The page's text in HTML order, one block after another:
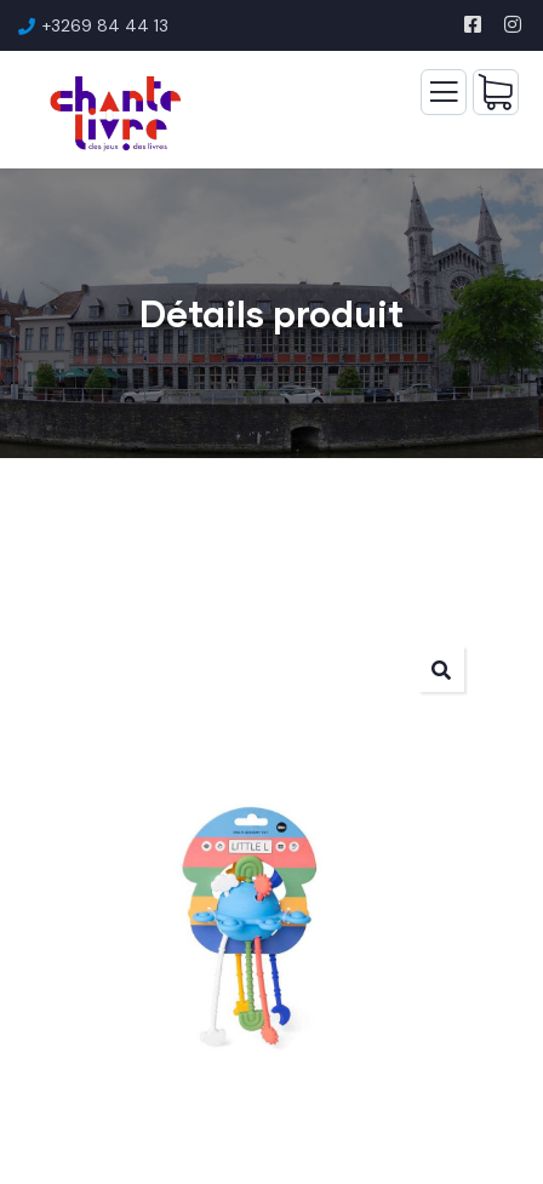
+3269 84 44 13
Détails produit